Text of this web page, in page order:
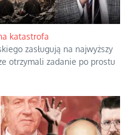
katastrofa
zasługują na najwyższy
otrzymali zadanie po prostu